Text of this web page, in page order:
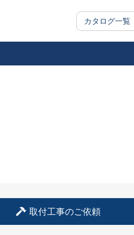
カタログ一覧
取付工事のご依頼